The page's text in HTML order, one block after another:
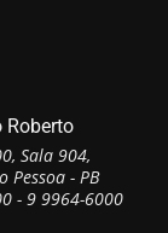
Roberto
Sala 904,
Pessoa - PB
- 9 9964-6000